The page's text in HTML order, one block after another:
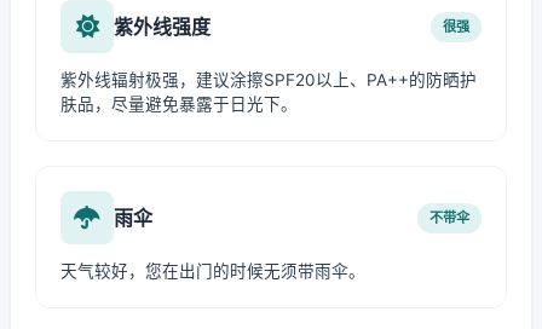
紫外线强度 很强
紫外线辐射极强，建议涂擦SPF20以上、PA++的防晒护
肤品，尽量避免暴露于日光下。
雨伞 不带伞
天气较好，您在出门的时候无须带雨伞。